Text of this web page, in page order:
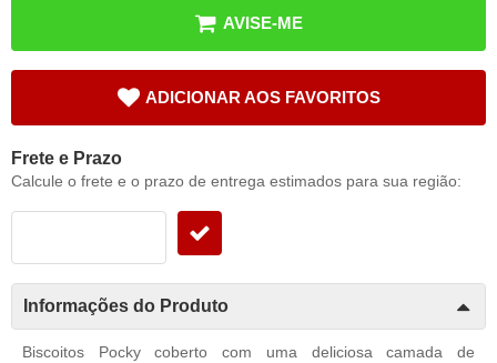
AVISE-ME
ADICIONAR AOS FAVORITOS
Frete e Prazo
Calcule o frete e o prazo de entrega estimados para sua região:
Informações do Produto
Biscoitos Pocky coberto com uma deliciosa camada de